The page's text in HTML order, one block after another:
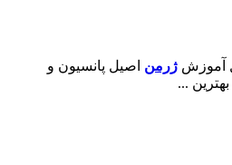
آموزش ژرمن اصيل پانسيون و
...